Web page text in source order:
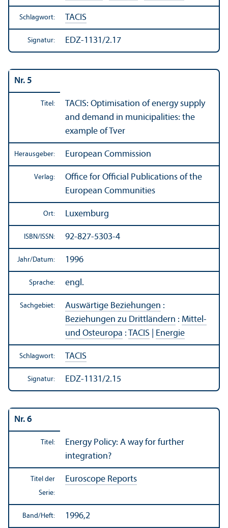
Schlagwort: TACIS
Signatur: EDZ-1131/2.17
Nr. 5
Titel:
TACIS: Optimisation of energy supply
and demand in municipalities: the
example of Tver
Herausgeber: European Commission
Verlag:
Office for Official Publications of the
European Communities
Ort: Luxemburg
ISBN/ ISSN: 92-827-5303-4
Jahr/Datum: 1996
Sprache: engl.
Sachgebiet: Auswärtige Beziehungen :
Beziehungen zu Drittländern : Mittel-
und Osteuropa : TACIS Energie
Schlagwort: TACIS
Signatur: EDZ-1131/2.15
Nr. 6
Titel:
Energy Policy: A way for further
integration?
Titel der
Serie:
Euroscope Reports
Band/Heft: 1996,2